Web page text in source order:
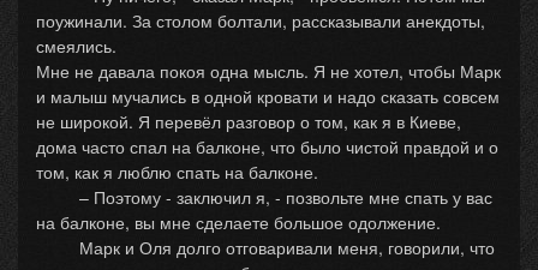
поужинали. За столом болтали, рассказывали анекдоты,
смеялись.
Мне не давала покоя одна мысль. Я не хотел, чтобы Марк
и малыш мучались в одной кровати и надо сказать совсем
не широкой. Я перевёл разговор о том, как я в Киеве,
дома часто спал на балконе, что было чистой правдой и о
том, как я люблю спать на балконе.
– Поэтому - заключил я, - позвольте мне спать у вас
на балконе, вы мне сделаете большое одолжение.
Марк и Оля долго отговаривали меня, говорили, что